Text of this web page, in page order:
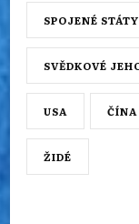
SPOJENÉ
SVĚDKOVÉ
USA ČÍNA
ŽIDÉ